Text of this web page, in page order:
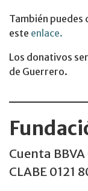
También puedes
este enlace.
Los donativos
de Guerrero.
Cuenta
CLABE 0121